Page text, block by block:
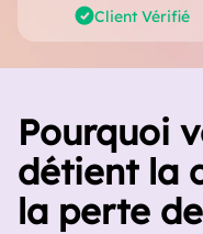
Client Vérifié
Pourquoi
détient la
la perte